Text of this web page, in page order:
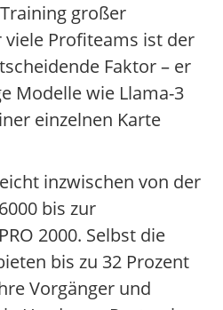
großer
viele Profiteams ist der
Faktor – er
Modelle wie Llama-3
einzelnen Karte
inzwischen von der
bis zur
2000. Selbst die
bis zu 32 Prozent
Vorgänger und